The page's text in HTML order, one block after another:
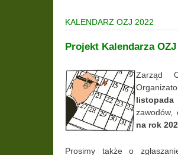
KALENDARZ OZJ 2022
Projekt Kalendarza OZJ
Zarząd
na rok
Prosimy także o